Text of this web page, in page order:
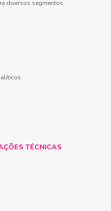
diversos segmentos
TÉCNICAS